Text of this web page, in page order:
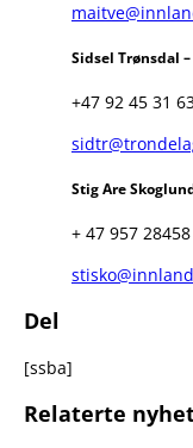
Sidsel Trønsdal
+47 92 45 31
Stig Are
+ 47 957 28458
Del
[ssba]
Relaterte